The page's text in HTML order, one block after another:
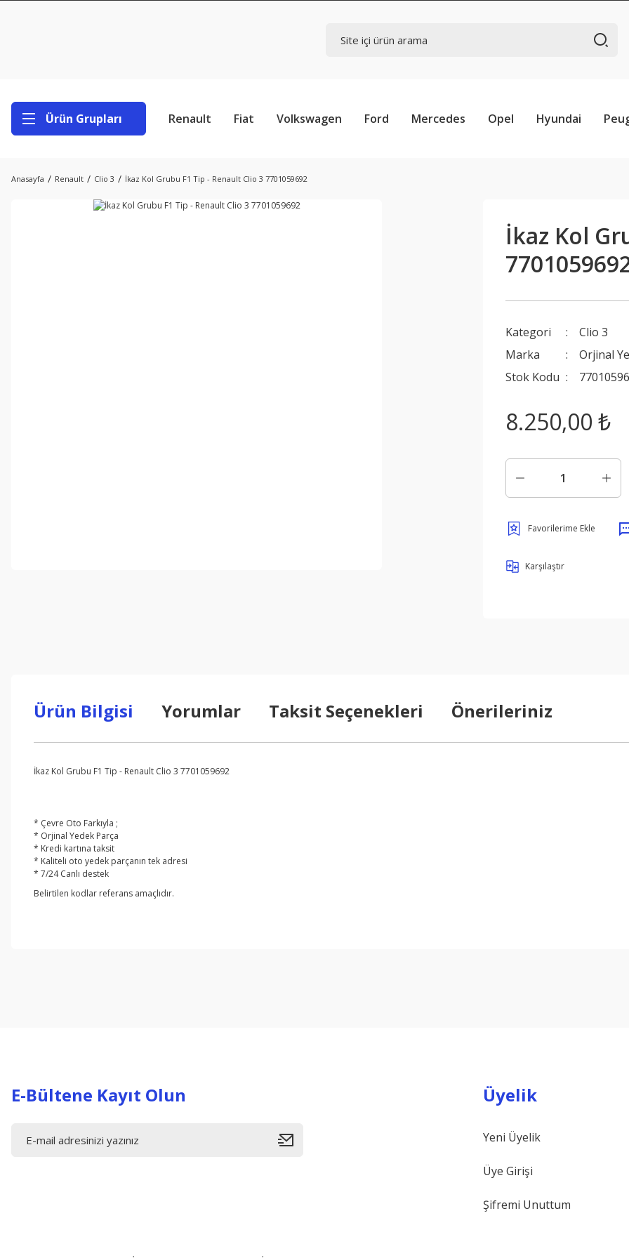
Ürün Grupları Renault Fiat Volkswagen Ford Mercedes Opel Hyundai
Anasayfa Renault Clio 3 İkaz Kol Grubu F1 Tip - Renault Clio 3 7701059692
İkaz Kol
Kategori
Clio 3
Marka
Orjinal
Stok Kodu
8.250,00 ₺
Karşılaştır
Ürün Bilgisi Yorumlar Taksit Seçenekleri Önerileriniz
İkaz Kol Grubu F1 Tip - Renault Clio 3 7701059692
* Çevre Oto Farkıyla ;
* Orjinal Yedek Parça
* Kredi kartına taksit
* Kaliteli oto yedek parçanın tek adresi
* 7/24 Canlı destek
Belirtilen kodlar referans amaçlıdır.
E-Bültene Kayıt Olun Üyelik
Yeni Üyelik
Üye Girişi
Şifremi Unuttum